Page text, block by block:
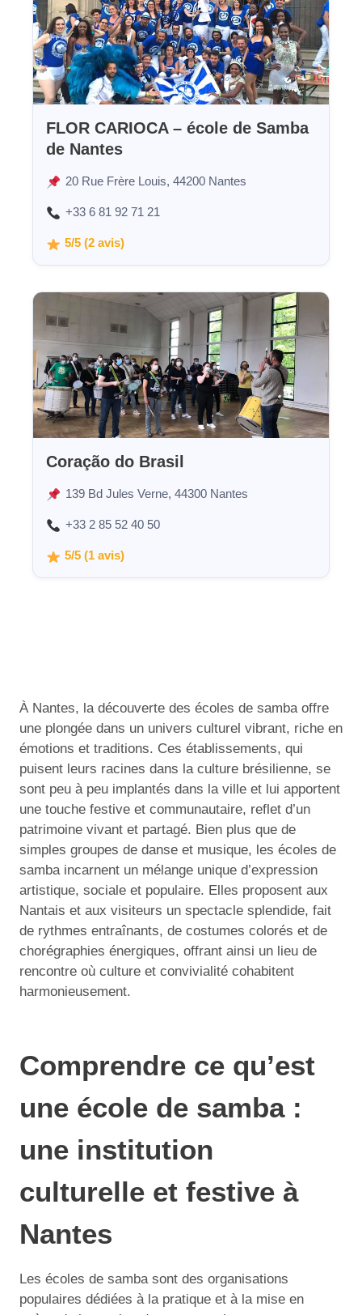
FLOR CARIOCA – école de Samba
de Nantes
20 Rue Frère Louis, 44200 Nantes
+33 6 81 92 71 21
5/5 (2 avis)
Coração do Brasil
139 Bd Jules Verne, 44300 Nantes
+33 2 85 52 40 50
5/5 (1 avis)
À Nantes, la découverte des écoles de samba offre
une plongée dans un univers culturel vibrant, riche en
émotions et traditions. Ces établissements, qui
puisent leurs racines dans la culture brésilienne, se
sont peu à peu implantés dans la ville et lui apportent
une touche festive et communautaire, reflet d’un
patrimoine vivant et partagé. Bien plus que de
simples groupes de danse et musique, les écoles de
samba incarnent un mélange unique d’expression
artistique, sociale et populaire. Elles proposent aux
Nantais et aux visiteurs un spectacle splendide, fait
de rythmes entraînants, de costumes colorés et de
chorégraphies énergiques, offrant ainsi un lieu de
rencontre où culture et convivialité cohabitent
harmonieusement.
Comprendre ce qu’est
une école de samba :
une institution
culturelle et festive à
Nantes
Les écoles de samba sont des organisations
populaires dédiées à la pratique et à la mise en